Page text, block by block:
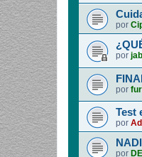
por
por
por
Test
por
por